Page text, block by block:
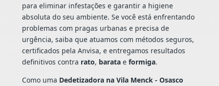
para eliminar infestações e garantir a higiene
absoluta do seu ambiente. Se você está enfrentando
problemas com pragas urbanas e precisa de
urgência, saiba que atuamos com métodos seguros,
certificados pela Anvisa, e entregamos resultados
definitivos contra rato, baratae formiga.
Como uma Dedetizadora na Vila Menck - Osasco